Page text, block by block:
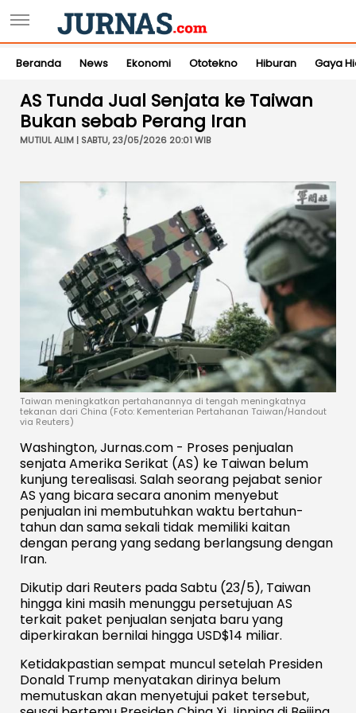
Beranda News Ekonomi Ototekno Hiburan Gaya
AS Tunda Jual Senjata ke Taiwan
Bukan sebab Perang Iran
MUTIUL ALIM | SABTU, 23/05/2026 20:01 WIB
Taiwan meningkatkan pertahanannya di tengah meningkatnya
tekanan dari China (Foto: Kementerian Pertahanan Taiwan/Handout
via Reuters)
Washington, Jurnas.com - Proses penjualan
senjata Amerika Serikat (AS) ke Taiwan belum
kunjung terealisasi. Salah seorang pejabat senior
AS yang bicara secara anonim menyebut
penjualan ini membutuhkan waktu bertahun-
tahun dan sama sekali tidak memiliki kaitan
dengan perang yang sedang berlangsung dengan
Iran.
Dikutip dari Reuters pada Sabtu (23/5), Taiwan
hingga kini masih menunggu persetujuan AS
terkait paket penjualan senjata baru yang
diperkirakan bernilai hingga USD$14 miliar.
Ketidakpastian sempat muncul setelah Presiden
Donald Trump menyatakan dirinya belum
memutuskan akan menyetujui paket tersebut,